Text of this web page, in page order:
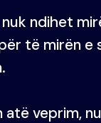
ndihet
të mirën
atë veprim,